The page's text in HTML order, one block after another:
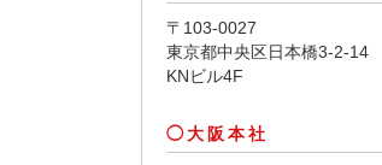
〒103-0027
東京都中央区日本橋3-2-14
KNビル4F
大阪本社